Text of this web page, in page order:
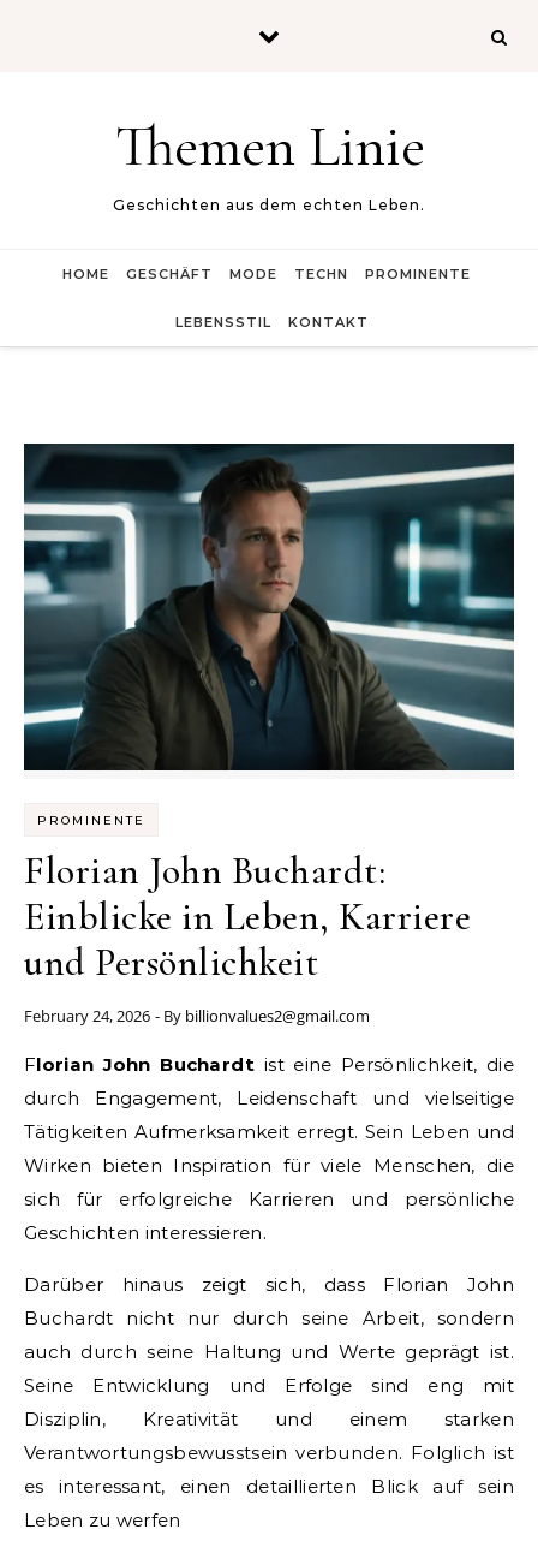
Themen Linie
Geschichten aus dem echten Leben.
HOME GESCHÄFT MODE TECHN PROMINENTE
LEBENSSTIL KONTAKT
PROMINENTE
Florian John Buchardt:
Einblicke in Leben, Karriere
und Persönlichkeit
February 24, 2026 - By billionvalues2@gmail.com
Florian John Buchardt ist eine Persönlichkeit, die
durch Engagement, Leidenschaft und vielseitige
Tätigkeiten Aufmerksamkeit erregt. Sein Leben und
Wirken bieten Inspiration für viele Menschen, die
sich für erfolgreiche Karrieren und persönliche
Geschichten interessieren.
Darüber hinaus zeigt sich, dass Florian John
Buchardt nicht nur durch seine Arbeit, sondern
auch durch seine Haltung und Werte geprägt ist.
Seine Entwicklung und Erfolge sind eng mit
Disziplin, Kreativität und einem starken
Verantwortungsbewusstsein verbunden. Folglich ist
es interessant, einen detaillierten Blick auf sein
Leben zu werfen